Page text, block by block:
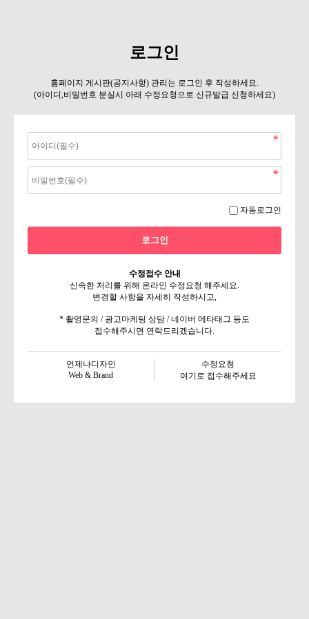
로그인
홈페이지 게시판(공지사항) 관리는 로그인 후 작성하세요.
(아이디,비밀번호 분실시 아래 수정요청으로 신규발급 신청하세요)
자동로그인
수정접수 안내
신속한 처리를 위해 온라인 수정요청 해주세요.
변경할 사항을 자세히 작성하시고,
* 촬영문의 / 광고마케팅 상담 / 네이버 메타태그 등도
접수해주시면 연락드리겠습니다.
언제나디자인
Web & Brand
수정요청
여기로 접수해주세요